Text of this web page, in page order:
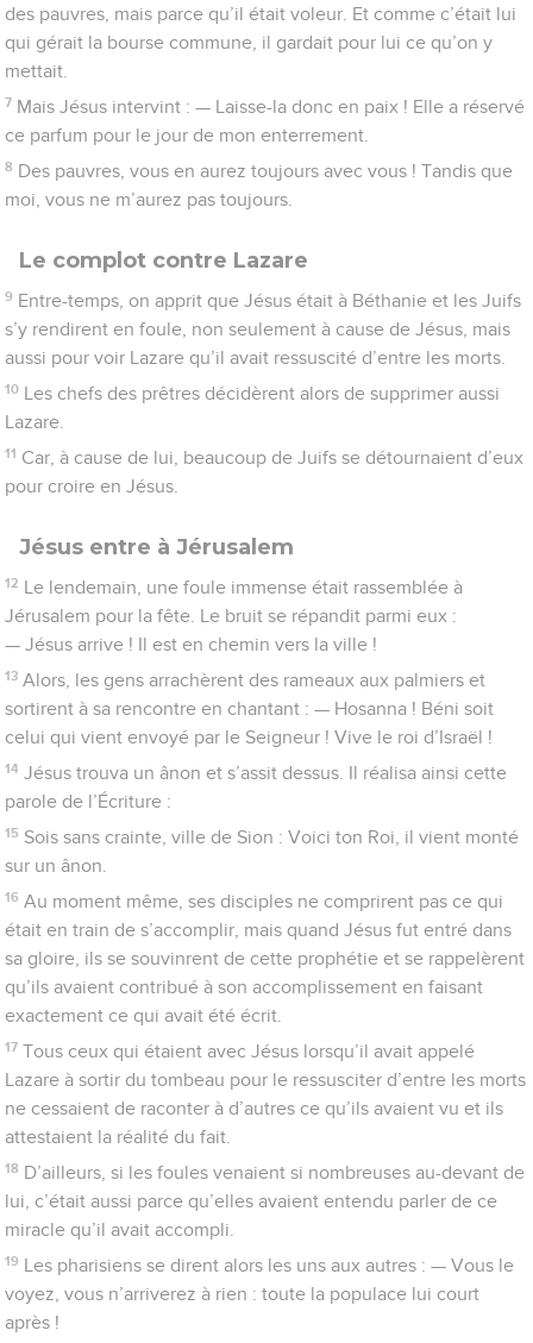
des pauvres, mais parce qu’il était voleur. Et comme c’était lui
qui gérait la bourse commune, il gardait pour lui ce qu’on y
mettait.
7 Mais Jésus intervint : — Laisse-la donc en paix ! Elle a réservé
ce parfum pour le jour de mon enterrement.
8 Des pauvres, vous en aurez toujours avec vous ! Tandis que
moi, vous ne m’aurez pas toujours.
Le complot contre Lazare
9 Entre-temps, on apprit que Jésus était à Béthanie et les Juifs
s’y rendirent en foule, non seulement à cause de Jésus, mais
aussi pour voir Lazare qu’il avait ressuscité d’entre les morts.
10 Les chefs des prêtres décidèrent alors de supprimer aussi
Lazare.
11 Car, à cause de lui, beaucoup de Juifs se détournaient d’eux
pour croire en Jésus.
Jésus entre à Jérusalem
12 Le lendemain, une foule immense était rassemblée à
Jérusalem pour la fête. Le bruit se répandit parmi eux :
— Jésus arrive ! Il est en chemin vers la ville !
13 Alors, les gens arrachèrent des rameaux aux palmiers et
sortirent à sa rencontre en chantant : — Hosanna ! Béni soit
celui qui vient envoyé par le Seigneur ! Vive le roi d’Israël !
14 Jésus trouva un ânon et s’assit dessus. Il réalisa ainsi cette
parole de l’Écriture :
15 Sois sans crainte, ville de Sion : Voici ton Roi, il vient monté
sur un ânon.
16 Au moment même, ses disciples ne comprirent pas ce qui
était en train de s’accomplir, mais quand Jésus fut entré dans
sa gloire, ils se souvinrent de cette prophétie et se rappelèrent
qu’ils avaient contribué à son accomplissement en faisant
exactement ce qui avait été écrit.
17 Tous ceux qui étaient avec Jésus lorsqu’il avait appelé
Lazare à sortir du tombeau pour le ressusciter d’entre les morts
ne cessaient de raconter à d’autres ce qu’ils avaient vu et ils
attestaient la réalité du fait.
18 D’ailleurs, si les foules venaient si nombreuses au-devant de
lui, c’était aussi parce qu’elles avaient entendu parler de ce
miracle qu’il avait accompli.
19 Les pharisiens se dirent alors les uns aux autres : — Vous le
voyez, vous n’arriverez à rien : toute la populace lui court
après !